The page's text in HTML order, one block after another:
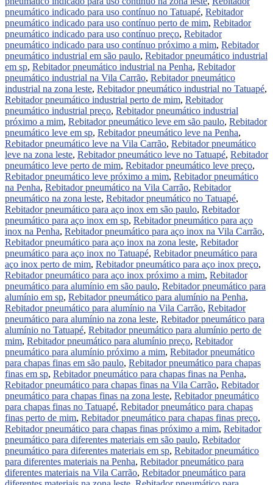
pneumático indicado para uso contínuo no Tatuapé, Rebitador
pneumático indicado para uso contínuo perto de mim, Rebitador
pneumático indicado para uso contínuo preço, Rebitador
pneumático indicado para uso contínuo próximo a mim, Rebitador
pneumático industrial em são paulo, Rebitador pneumático industrial
em sp, Rebitador pneumático industrial na Penha, Rebitador
pneumático industrial na Vila Carrão, Rebitador pneumático
industrial na zona leste, Rebitador pneumático industrial no Tatuapé,
Rebitador pneumático industrial perto de mim, Rebitador
pneumático industrial preço, Rebitador pneumático industrial
próximo a mim, Rebitador pneumático leve em são paulo, Rebitador
pneumático leve em sp, Rebitador pneumático leve na Penha,
Rebitador pneumático leve na Vila Carrão, Rebitador pneumático
leve na zona leste, Rebitador pneumático leve no Tatuapé, Rebitador
pneumático leve perto de mim, Rebitador pneumático leve preço,
Rebitador pneumático leve próximo a mim, Rebitador pneumático
na Penha, Rebitador pneumático na Vila Carrão, Rebitador
pneumático na zona leste, Rebitador pneumático no Tatuapé,
Rebitador pneumático para aço inox em são paulo, Rebitador
pneumático para aço inox em sp, Rebitador pneumático para aço
inox na Penha, Rebitador pneumático para aço inox na Vila Carrão,
Rebitador pneumático para aço inox na zona leste, Rebitador
pneumático para aço inox no Tatuapé, Rebitador pneumático para
aço inox perto de mim, Rebitador pneumático para aço inox preço,
Rebitador pneumático para aço inox próximo a mim, Rebitador
pneumático para alumínio em são paulo, Rebitador pneumático para
alumínio em sp, Rebitador pneumático para alumínio na Penha,
Rebitador pneumático para alumínio na Vila Carrão, Rebitador
pneumático para alumínio na zona leste, Rebitador pneumático para
alumínio no Tatuapé, Rebitador pneumático para alumínio perto de
mim, Rebitador pneumático para alumínio preço, Rebitador
pneumático para alumínio próximo a mim, Rebitador pneumático
para chapas finas em são paulo, Rebitador pneumático para chapas
finas em sp, Rebitador pneumático para chapas finas na Penha,
Rebitador pneumático para chapas finas na Vila Carrão, Rebitador
pneumático para chapas finas na zona leste, Rebitador pneumático
para chapas finas no Tatuapé, Rebitador pneumático para chapas
finas perto de mim, Rebitador pneumático para chapas finas preço,
Rebitador pneumático para chapas finas próximo a mim, Rebitador
pneumático para diferentes materiais em são paulo, Rebitador
pneumático para diferentes materiais em sp, Rebitador pneumático
para diferentes materiais na Penha, Rebitador pneumático para
diferentes materiais na Vila Carrão, Rebitador pneumático para